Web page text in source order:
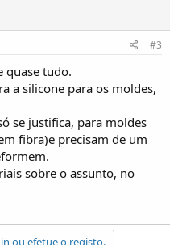
#3
tudo.
a silicone para os moldes,
se justifica, para moldes
fibra)e precisam de um
sobre o assunto, no
ou efetue o registo.